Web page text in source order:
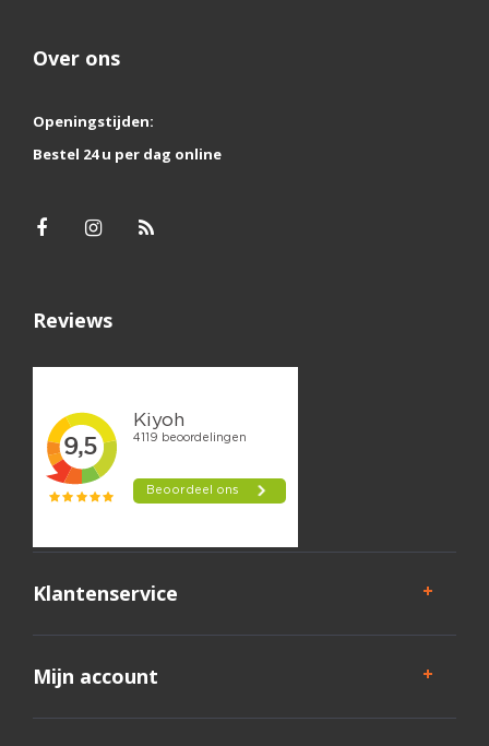
Over ons
Openingstijden:
Bestel 24 u per dag online
Reviews
Klantenservice
Mijn account